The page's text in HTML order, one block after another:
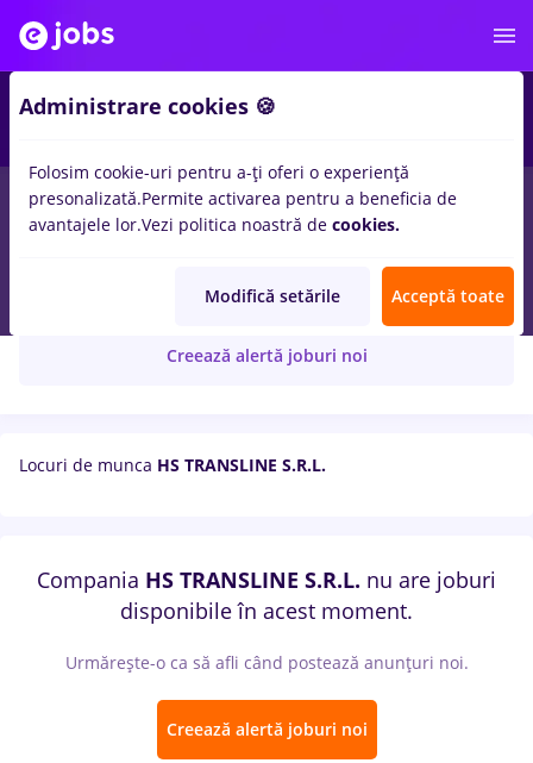
HS TRANSLINE S.R.L.
Creează alertă joburi noi
Locuri de munca HS TRANSLINE S.R.L.
Compania HS TRANSLINE S.R.L. nu are joburi
disponibile în acest moment.
Urmărește-o ca să afli când postează anunțuri noi.
Creează alertă joburi noi
Administrare cookies 🍪
Folosim cookie-uri pentru a-ți oferi o experiență
presonalizată.Permite activarea pentru a beneficia de
avantajele lor.Vezi politica noastră de cookies.
Modifică setările Acceptă toate